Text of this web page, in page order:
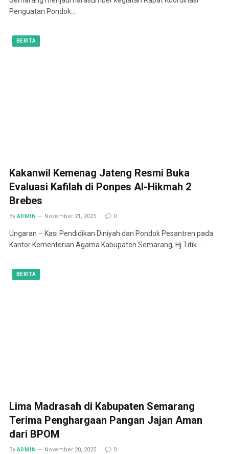
Penguatan Pondok…
BERITA
Kakanwil Kemenag Jateng Resmi Buka
Evaluasi Kafilah di Ponpes Al-Hikmah 2
Brebes
By ADMIN November 21, 2025 0
Ungaran – Kasi Pendidikan Diniyah dan Pondok Pesantren pada
Kantor Kementerian Agama Kabupaten Semarang, Hj.Titik…
BERITA
Lima Madrasah di Kabupaten Semarang
Terima Penghargaan Pangan Jajan Aman
dari BPOM
By ADMIN November 20, 2025 0